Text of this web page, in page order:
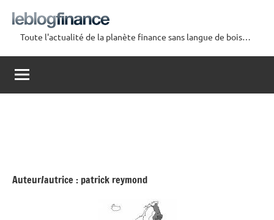
contenu
Le
Blog
Finance
Toute l'actualité de la planète finance sans langue de bois…
Auteur/autrice : patrick reymond